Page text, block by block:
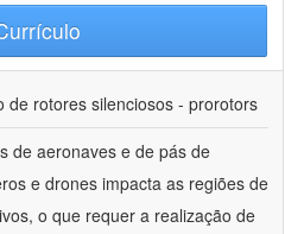
de rotores silenciosos - prorotors
de aeronaves e de pás de
e drones impacta as regiões de
o que requer a realização de